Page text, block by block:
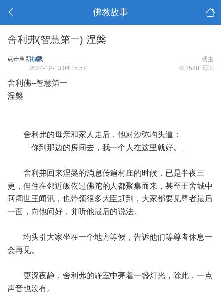
佛教故事
舍利弗(智慧第一) 涅槃
点击重新加载 楼主
KKK
2580 0
2024-12-13 04:15:57
舍利佛--智慧第一
涅槃
舍利弗的母亲和家人走后，他对沙弥均头道：
「你到那边的房间去，我一个人在这里就好。」
舍利弗回来涅槃的消息传遍村庄的时候，已是半夜三
更，但住在邻近皈依过佛陀的人都聚集而来，甚至王舍城中
阿阇世王闻讯，也带领很多大臣赶到，大家都要见尊者最后
一面，向他问好，并听他最后的说法。
均头引大家坐在一个地方等候，告诉他们等尊者休息一
会再见。
更深夜静，舍利弗的静室中亮着一盏灯光，除此，一点
声音也没有。